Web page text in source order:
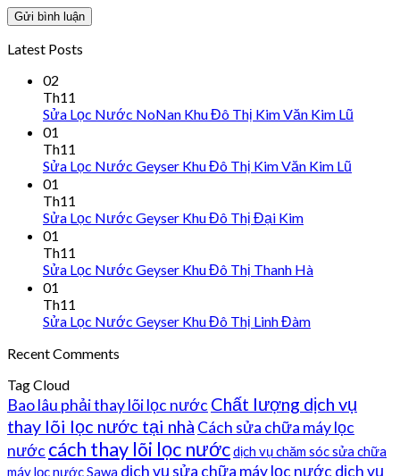
Latest Posts
02
Th11
Sửa Lọc Nước NoNan Khu Đô Thị Kim Văn Kim Lũ
01
Th11
Sửa Lọc Nước Geyser Khu Đô Thị Kim Văn Kim Lũ
01
Th11
Sửa Lọc Nước Geyser Khu Đô Thị Đại Kim
01
Th11
Sửa Lọc Nước Geyser Khu Đô Thị Thanh Hà
01
Th11
Sửa Lọc Nước Geyser Khu Đô Thị Linh Đàm
Recent Comments
Tag Cloud
Bao lâu phải thay lõi lọc nước Chất lượng dịch vụ
thay lõi lọc nước tại nhà Cách sửa chữa máy lọc
nước cách thay lõi lọc nướcdịch vụ chăm sóc sửa chữa
máy lọc nước Sawa dịch vụ sửa chữa máy lọc nước dịch vụ